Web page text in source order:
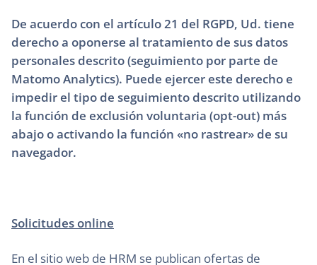
De acuerdo con el artículo 21 del RGPD, Ud. tiene
derecho a oponerse al tratamiento de sus datos
personales descrito (seguimiento por parte de
Matomo Analytics). Puede ejercer este derecho e
impedir el tipo de seguimiento descrito utilizando
la función de exclusión voluntaria (opt-out) más
abajo o activando la función «no rastrear» de su
navegador.
Solicitudes online
En el sitio web de HRM se publican ofertas de